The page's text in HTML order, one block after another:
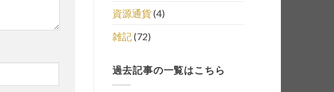
資源通貨(4)
雑記(72)
過去記事の一覧はこちら